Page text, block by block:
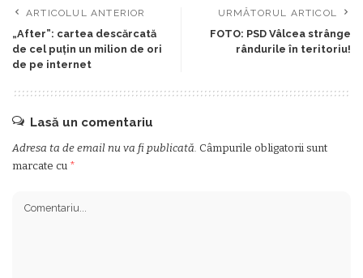
ARTICOLUL ANTERIOR
„After”: cartea descărcată
de cel puţin un milion de ori
de pe internet
URMĂTORUL ARTICOL
FOTO: PSD Vâlcea strânge
rândurile în teritoriu!
Lasă un comentariu
Adresa ta de email nu va fi publicată. Câmpurile obligatorii sunt
marcate cu *